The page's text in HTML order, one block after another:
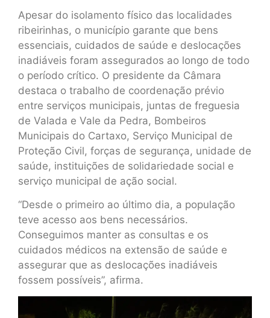
Apesar do isolamento físico das localidades
ribeirinhas, o município garante que bens
essenciais, cuidados de saúde e deslocações
inadiáveis foram assegurados ao longo de todo
o período crítico. O presidente da Câmara
destaca o trabalho de coordenação prévio
entre serviços municipais, juntas de freguesia
de Valada e Vale da Pedra, Bombeiros
Municipais do Cartaxo, Serviço Municipal de
Proteção Civil, forças de segurança, unidade de
saúde, instituições de solidariedade social e
serviço municipal de ação social.
“Desde o primeiro ao último dia, a população
teve acesso aos bens necessários.
Conseguimos manter as consultas e os
cuidados médicos na extensão de saúde e
assegurar que as deslocações inadiáveis
fossem possíveis”, afirma.